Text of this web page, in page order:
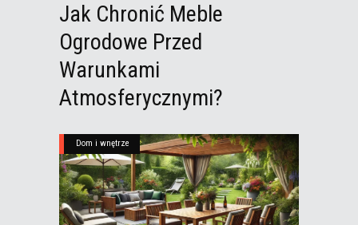
Jak Chronić Meble
Ogrodowe Przed
Warunkami
Atmosferycznymi?
Dom i wnętrze